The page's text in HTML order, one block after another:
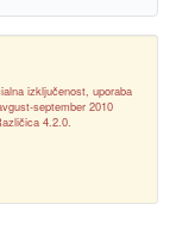
izključenost, uporaba
september 2010
4.2.0.